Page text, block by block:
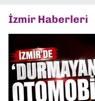
İzmir Haberleri